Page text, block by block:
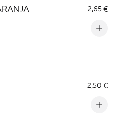
2,65 €
2,50 €